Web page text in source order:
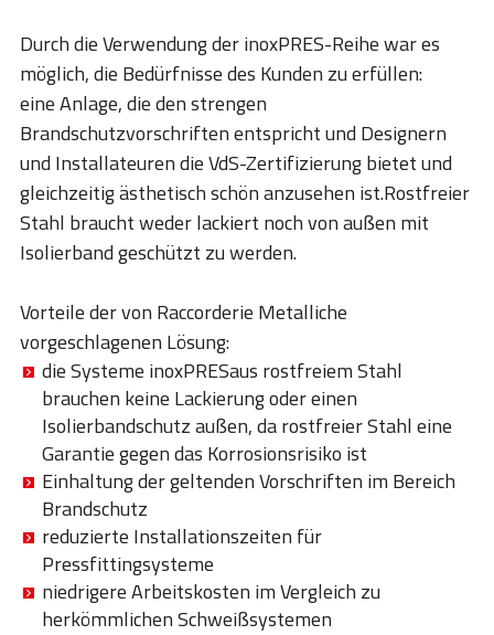
Durch die Verwendung der inoxPRES-Reihe war es
möglich, die Bedürfnisse des Kunden zu erfüllen:
eine Anlage, die den strengen
Brandschutzvorschriften entspricht und Designern
und Installateuren die VdS-Zertifizierung bietet und
gleichzeitig ästhetisch schön anzusehen ist.Rostfreier
Stahl braucht weder lackiert noch von außen mit
Isolierband geschützt zu werden.
Vorteile der von Raccorderie Metalliche
vorgeschlagenen Lösung:
die Systeme inoxPRESaus rostfreiem Stahl
brauchen keine Lackierung oder einen
Isolierbandschutz außen, da rostfreier Stahl eine
Garantie gegen das Korrosionsrisiko ist
Einhaltung der geltenden Vorschriften im Bereich
Brandschutz
reduzierte Installationszeiten für
Pressfittingsysteme
niedrigere Arbeitskosten im Vergleich zu
herkömmlichen Schweißsystemen